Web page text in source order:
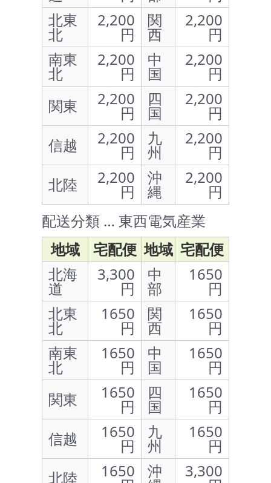
北東
北
2,200
円
関
西
2,200
円
南東
北
2,200
円
中
国
2,200
円
関東
2,200
円
四
国
2,200
円
信越
2,200
円
九
州
2,200
円
北陸
2,200
円
沖
縄
2,200
円
配送分類 … 東西電気産業
地域
宅配便 地域 宅配便
北海
道
3,300
円
中
部
1650
円
北東
北
1650
円
関
西
1650
円
南東
北
1650
円
中
国
1650
円
関東
1650
円
四
国
1650
円
信越
1650
円
九
州
1650
円
北陸
1650 沖 3,300